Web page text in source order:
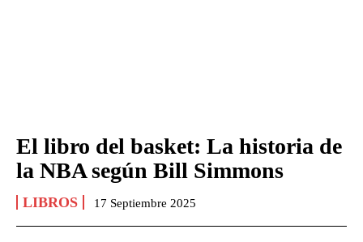
El libro del basket: La historia de
la NBA según Bill Simmons
LIBROS 17 Septiembre 2025